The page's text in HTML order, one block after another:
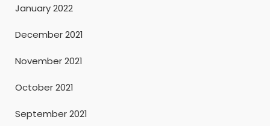
January 2022
December 2021
November 2021
October 2021
September 2021